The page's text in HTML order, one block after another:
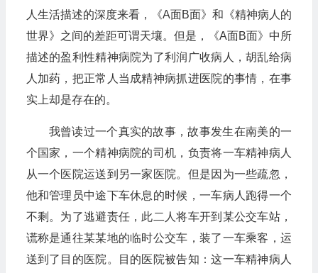
人生活描述的深度来看，《A面B面》和《精神病人的
世界》之间的差距可谓天壤。但是，《A面B面》中所
描述的盈利性精神病院为了利润广收病人，胡乱给病
人加药，把正常人当成精神病抓进医院的事情，在事
实上却是存在的。
我曾读过一个真实的故事，故事发生在南美的一
个国家，一个精神病院的司机，负责将一车精神病人
从一个医院运送到另一家医院。但是因为一些疏忽，
他和管理员中途下车休息的时候，一车病人跑得一个
不剩。为了逃避责任，此二人将车开到某公交车站，
谎称是通往某某地的临时公交车，装了一车乘客，运
送到了目的医院。目的医院被告知：这一车精神病人